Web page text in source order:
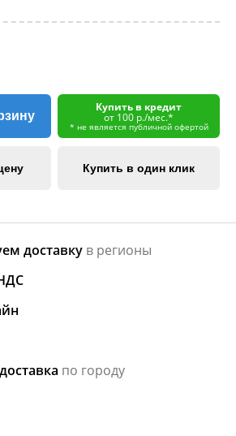
Купить в кредит
от 100 р./мес.*
* не является публичной офертой
Купить в один клик
доставку в регионы
по городу